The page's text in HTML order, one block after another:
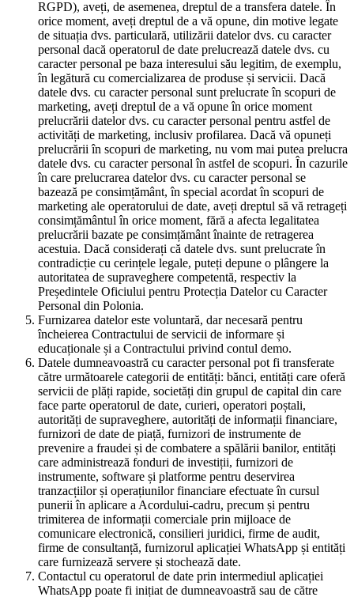
RGPD), aveți, de asemenea, dreptul de a transfera datele. În
orice moment, aveți dreptul de a vă opune, din motive legate
de situația dvs. particulară, utilizării datelor dvs. cu caracter
personal dacă operatorul de date prelucrează datele dvs. cu
caracter personal pe baza interesului său legitim, de exemplu,
în legătură cu comercializarea de produse și servicii. Dacă
datele dvs. cu caracter personal sunt prelucrate în scopuri de
marketing, aveți dreptul de a vă opune în orice moment
prelucrării datelor dvs. cu caracter personal pentru astfel de
activități de marketing, inclusiv profilarea. Dacă vă opuneți
prelucrării în scopuri de marketing, nu vom mai putea prelucra
datele dvs. cu caracter personal în astfel de scopuri. În cazurile
în care prelucrarea datelor dvs. cu caracter personal se
bazează pe consimțământ, în special acordat în scopuri de
marketing ale operatorului de date, aveți dreptul să vă retrageți
consimțământul în orice moment, fără a afecta legalitatea
prelucrării bazate pe consimțământ înainte de retragerea
acestuia. Dacă considerați că datele dvs. sunt prelucrate în
contradicție cu cerințele legale, puteți depune o plângere la
autoritatea de supraveghere competentă, respectiv la
Președintele Oficiului pentru Protecția Datelor cu Caracter
Personal din Polonia.
Furnizarea datelor este voluntară, dar necesară pentru
încheierea Contractului de servicii de informare și
educaționale și a Contractului privind contul demo.
Datele dumneavoastră cu caracter personal pot fi transferate
către următoarele categorii de entități: bănci, entități care oferă
servicii de plăți rapide, societăți din grupul de capital din care
face parte operatorul de date, curieri, operatori poștali,
autorități de supraveghere, autorități de informații financiare,
furnizori de date de piață, furnizori de instrumente de
prevenire a fraudei și de combatere a spălării banilor, entități
care administrează fonduri de investiții, furnizori de
instrumente, software și platforme pentru deservirea
tranzacțiilor și operațiunilor financiare efectuate în cursul
punerii în aplicare a Acordului-cadru, precum și pentru
trimiterea de informații comerciale prin mijloace de
comunicare electronică, consilieri juridici, firme de audit,
firme de consultanță, furnizorul aplicației WhatsApp și entități
care furnizează servere și stochează date.
Contactul cu operatorul de date prin intermediul aplicației
WhatsApp poate fi inițiat de dumneavoastră sau de către